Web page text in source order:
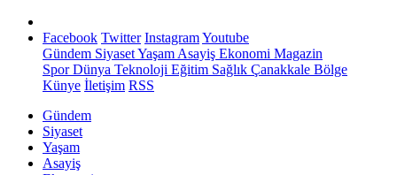
Facebook Twitter InstagramYoutube
Gündem SiyasetYaşam Asayiş Ekonomi Magazin
SporDünya Teknoloji Eğitim Sağlık Çanakkale Bölge
Künye İletişim RSS
Gündem
Siyaset
Yaşam
Asayiş